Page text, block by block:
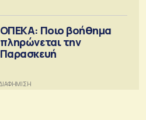
ΟΠΕΚΑ: Ποιο βοήθημα
πληρώνεται την
Παρασκευή